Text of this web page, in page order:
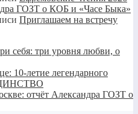
ГОЗТ о КОБ и «Часе Быка»
Приглашаем на встречу
себя: три уровня любви, о
10-летие легендарного
отчёт Александра ГОЗТ о